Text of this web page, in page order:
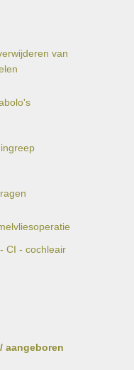
van
CI - cochleair
aangeboren